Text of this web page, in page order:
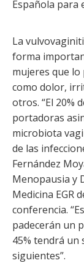
Española para
La
forma
mujeres que lo
como dolor,
otros. “El 20%
portadoras
microbiota
de las
Fernández
Menopausia y
Medicina EGR
conferencia.
padecerán un
45% tendrá un
siguientes”.